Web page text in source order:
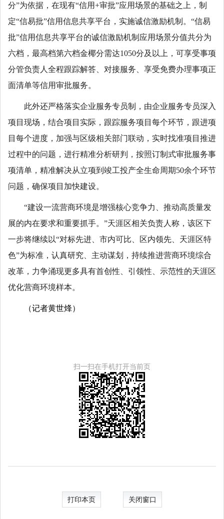
分”为依据，在现有“信用+审批”应用场景的基础之上，制
定“信易批”信用信息共享平台，实施诚信激励机制。“信易
批”信用信息共享平台的诚信激励机制应用场景分值共分为
六档，最高档第六档金椰分需达1050分及以上，可享受事项
分管负责人全程跟踪解答、对接服务、享受免费办理事项正
面清单等信用审批服务。
此外还严格落实企业服务专员制，由企业服务专员深入
项目现场，结合项目实际，跟踪服务项目每个环节，跟进项
目每个进度，加强与区级相关部门联动，实时找准项目推进
过程中的问题，进行精准分析研判，按照订制式审批服务事
项清单，精准解决从立项到竣工投产全生命周期50余个环节
问题，确保项目加快建设。
“建设一流营商环境是增强核心竞争力、推动高质量发
展的内在要求和重要抓手。”天涯区相关负责人称，该区下
一步将继续以“对标先进、市内可比、区内领先、天涯区特
色”为标准，认真研究、主动谋划，持续推进营商环境综合
改革，力争涌现更多具有首创性、引领性、示范性的天涯区
优化营商环境样本。
（记者黄世烽）
扫一扫在手机打开当前页
打印本页 关闭窗口